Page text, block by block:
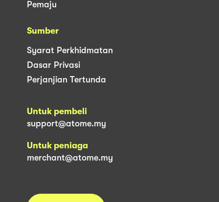
Pemaju
Sumber
Syarat Perkhidmatan
Dasar Privasi
Perjanjian Tertunda
Untuk pembeli
support@atome.my
Untuk peniaga
merchant@atome.my